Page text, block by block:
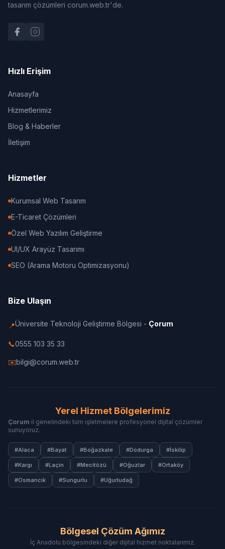
tasarım çözümleri corum.web.tr'de.
Hızlı Erişim
Anasayfa
Hizmetlerimiz
Blog & Haberler
İletişim
Hizmetler
Kurumsal Web Tasarım
E-Ticaret Çözümleri
Özel Web Yazılım Geliştirme
UI/UX Arayüz Tasarımı
SEO (Arama Motoru Optimizasyonu)
Bize Ulaşın
📍Üniversite Teknoloji Geliştirme Bölgesi - Çorum
📞0555 103 35 33
✉️bilgi@corum.web.tr
Yerel Hizmet Bölgelerimiz
Çorum il genelindeki tüm işletmelere profesyonel dijital çözümler
sunuyoruz.
#Alaca #Bayat #Boğazkale #Dodurga #İskilip
#Kargı #Laçin #Mecitözü #Oğuzlar #Ortaköy
#Osmancık #Sungurlu #Uğurludağ
Bölgesel Çözüm Ağımız
İç Anadolu bölgesindeki diğer dijital hizmet noktalarımız.